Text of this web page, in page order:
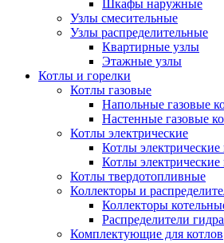
Шкафы наружные
Узлы смесительные
Узлы распределительные
Квартирные узлы
Этажные узлы
Котлы и горелки
Котлы газовые
Напольные газовые
Настенные газовые
Котлы электрические
Котлы
Котлы электрические
Котлы твердотопливные
Коллекторы и
Коллекторы
Распределители
Комплектующие для котлов